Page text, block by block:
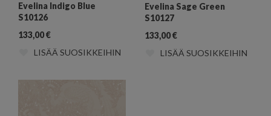
Evelina Indigo Blue
S10126
133,00€
LISÄÄ SUOSIKKEIHIN
Evelina Sage Green
S10127
133,00€
LISÄÄ SUOSIKKEIHIN